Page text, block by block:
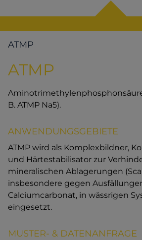
finden Sie, wenn Sie das
anklicken.
ATMP
ATMP
B. ATMP Na5).
ANWENDUNGSGEBIETE
ATMP wird als Komplexbildner,
und Härtestabilisator zur
mineralischen Ablagerungen
insbesondere gegen
Calciumcarbonat, in wässrigen
eingesetzt.
MUSTER- & DATENANFRAGE